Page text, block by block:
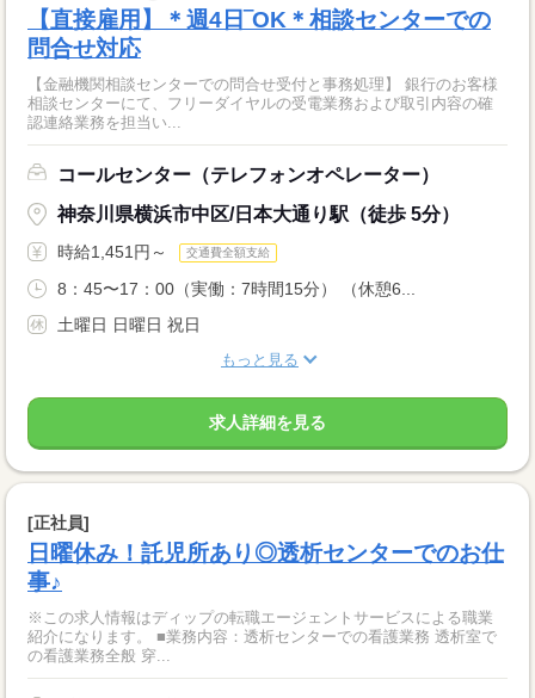
【直接雇用】＊週4日‾OK＊相談センターでの
問合せ対応
【金融機関相談センターでの問合せ受付と事務処理】 銀行のお客様
相談センターにて、フリーダイヤルの受電業務および取引内容の確
認連絡業務を担当い...
コールセンター（テレフォンオペレーター）
神奈川県横浜市中区/日本大通り駅（徒歩 5分）
時給1,451円～ 交通費全額支給
8：45〜17：00（実働：7時間15分） （休憩6...
土曜日 日曜日 祝日
もっと見る
求人詳細を見る
[正社員]
日曜休み！託児所あり◎透析センターでのお仕
事♪
※この求人情報はディップの転職エージェントサービスによる職業
紹介になります。 ■業務内容：透析センターでの看護業務 透析室で
の看護業務全般 穿...